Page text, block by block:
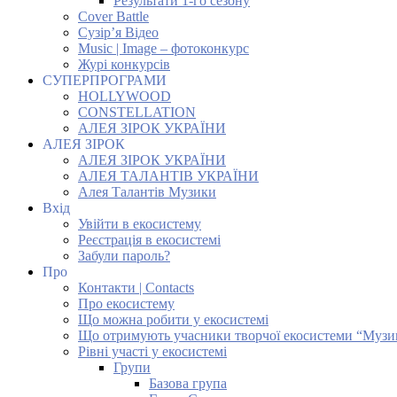
Cover Battle
Сузір’я Відео
Music | Image – фотоконкурс
Журі конкурсів
СУПЕРПРОГРАМИ
HOLLYWOOD
CONSTELLATION
АЛЕЯ ЗІРОК УКРАЇНИ
АЛЕЯ ЗІРОК
АЛЕЯ ЗІРОК УКРАЇНИ
АЛЕЯ ТАЛАНТІВ УКРАЇНИ
Алея Талантів Музики
Вхід
Увійти в екосистему
Реєстрація в екосистемі
Забули пароль?
Про
Контакти | Contacts
Про екосистему
Що можна робити у екосистемі
Що отримують учасники творчої екосистеми
Рівні участі у екосистемі
Групи
Базова група